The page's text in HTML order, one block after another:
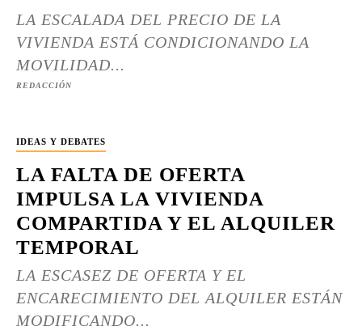
LA ESCALADA DEL PRECIO DE LA
VIVIENDA ESTÁ CONDICIONANDO LA
MOVILIDAD...
REDACCIÓN
IDEAS Y DEBATES
LA FALTA DE OFERTA
IMPULSA LA VIVIENDA
COMPARTIDA Y EL ALQUILER
TEMPORAL
LA ESCASEZ DE OFERTA Y EL
ENCARECIMIENTO DEL ALQUILER ESTÁN
MODIFICANDO...